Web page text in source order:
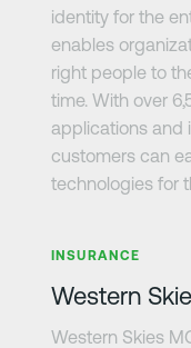
identity for the
enables
right people to
time. With over
applications and
customers can
technologies for
INSURANCE
Western
Western Skies